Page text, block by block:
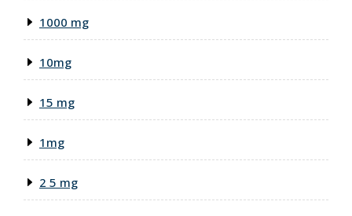
1000 mg
10mg
15 mg
1mg
2 5 mg